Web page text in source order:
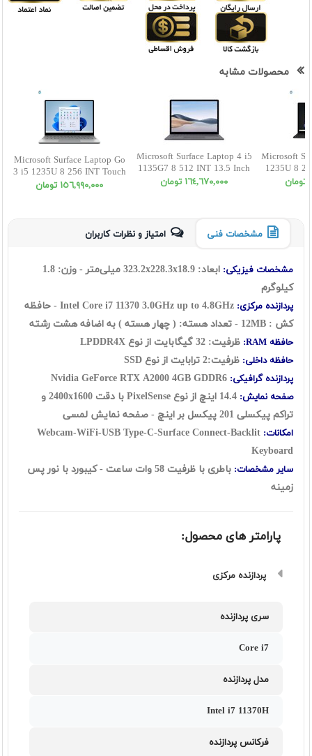
محصولات مشابه
Microsoft Surface Laptop Go
3 i5 1235U 8 256 INT Touch
١٥٦,٩٩٠,٠٠٠ تومان
Microsoft Surface Laptop 4 i5
1135G7 8 512 INT 13.5 Inch
١٦٤,٦٧٠,٠٠٠ تومان
Microsoft
1235U 8
مشخصات فنی امتیاز و نظرات کاربران
مشخصات فیزیکی:
ابعاد: 323.2x228.3x18.9 میلی‌متر - وزن: 1.8
کیلوگرم
پردازنده مرکزی: 3.0GHz up to 4.8GHz
- حافظه
کش : 12MB - تعداد هسته: ( چهار هسته ) به اضافه هشت رشته
حافظه RAM: ظرفیت: 32 گيگابايت از نوع LPDDR4X
حافظه داخلی: ظرفیت:2 ترابایت از نوع SSD
پردازنده گرافیکی:
صفحه نمایش:
14.4 اینچ از نوع PixelSense با دقت 2400x1600 و
تراکم پیکسلی 201 پیکسل بر اینچ - صفحه نمایش لمسی
امکانات: Webcam-WiFi-USB Type-C-Surface Connect-Backlit
Keyboard
سایر مشخصات:
باطری با ظرفیت 58 وات ساعت - کیبورد با نور پس
زمینه
پارامتر های محصول:
پردازنده مرکزی
سری پردازنده
Core i7
مدل پردازنده
Intel i7 11370H
فرکانس پردازنده